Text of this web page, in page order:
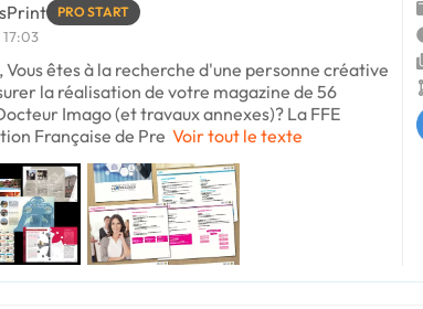
PRO START
17:03
Vous êtes à la recherche d'une personne créative
la réalisation de votre magazine de 56
Imago (et travaux annexes)? La FFE
Française de Pre Voir tout le texte